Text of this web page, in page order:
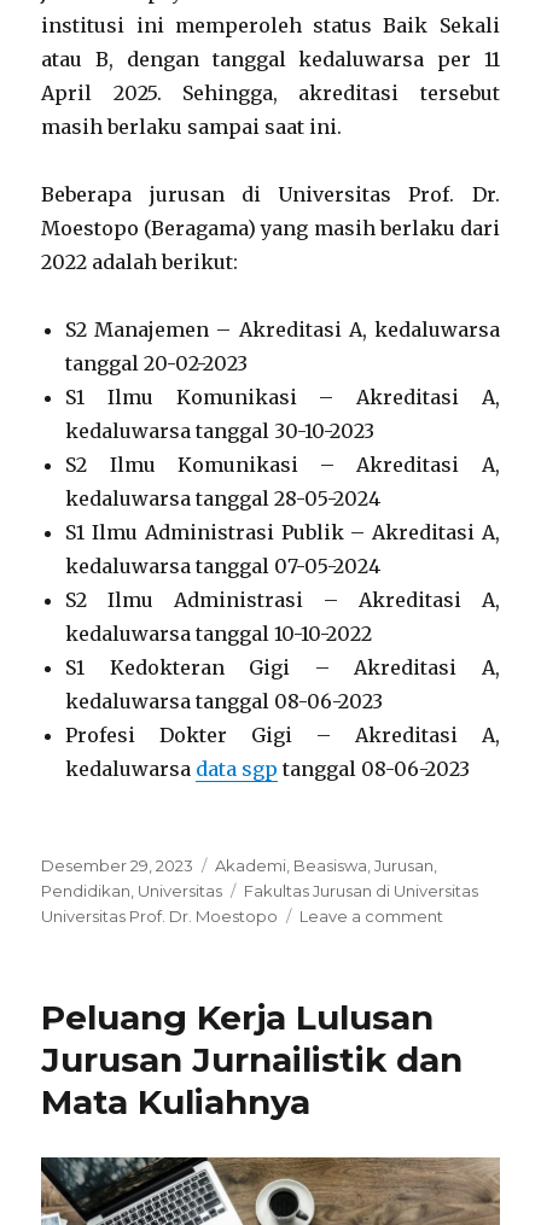
institusi ini memperoleh status Baik Sekali
atau B, dengan tanggal kedaluwarsa per 11
April 2025. Sehingga, akreditasi tersebut
masih berlaku sampai saat ini.
Beberapa jurusan di Universitas Prof. Dr.
Moestopo (Beragama) yang masih berlaku dari
2022 adalah berikut:
S2 Manajemen – Akreditasi A, kedaluwarsa
tanggal 20-02-2023
S1 Ilmu Komunikasi – Akreditasi A,
kedaluwarsa tanggal 30-10-2023
S2 Ilmu Komunikasi – Akreditasi A,
kedaluwarsa tanggal 28-05-2024
S1 Ilmu Administrasi Publik – Akreditasi A,
kedaluwarsa tanggal 07-05-2024
S2 Ilmu Administrasi – Akreditasi A,
kedaluwarsa tanggal 10-10-2022
S1 Kedokteran Gigi – Akreditasi A,
kedaluwarsa tanggal 08-06-2023
Profesi Dokter Gigi – Akreditasi A,
kedaluwarsa data sgp tanggal 08-06-2023
Posted
on
Desember 29, 2023 Categories
Akademi Beasiswa ,Jurusan
Pendidikan Universitas Tags
Fakultas Jurusan di Universitas
Universitas Prof. Dr. Moestopo
Leave a comment
Universitas
Peluang Kerja Lulusan
Jurusan Jurnailistik dan
Mata Kuliahnya